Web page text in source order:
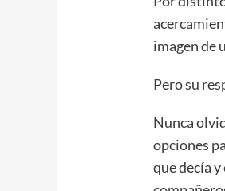
imagen de
Pero su
Nunca
opciones
que decía